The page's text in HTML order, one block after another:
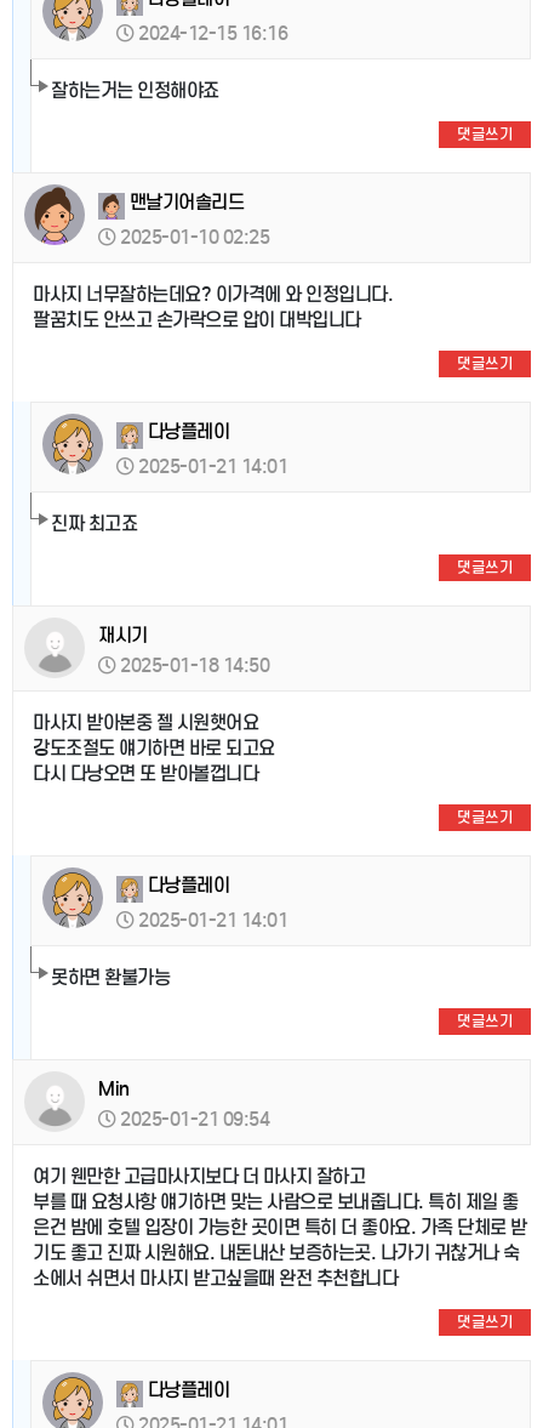
2024-12-15 16:16
잘하는거는 인정해야죠
댓글쓰기
맨날기어솔리드
2025-01-10 02:25
마사지 너무잘하는데요? 이가격에 와 인정입니다.
팔꿈치도 안쓰고 손가락으로 압이 대박입니다
댓글쓰기
다낭플레이
2025-01-21 14:01
진짜 최고죠
댓글쓰기
재시기
2025-01-18 14:50
마사지 받아본중 젤 시원햇어요
강도조절도 얘기하면 바로 되고요
다시 다낭오면 또 받아볼껍니다
댓글쓰기
다낭플레이
2025-01-21 14:01
못하면 환불가능
댓글쓰기
Min
2025-01-21 09:54
여기 웬만한 고급마사지보다 더 마사지 잘하고
부를 때 요청사항 얘기하면 맞는 사람으로 보내줍니다. 특히 제일 좋
은건 밤에 호텔 입장이 가능한 곳이면 특히 더 좋아요. 가족 단체로 받
기도 좋고 진짜 시원해요. 내돈내산 보증하는곳. 나가기 귀찮거나 숙
소에서 쉬면서 마사지 받고싶을때 완전 추천합니다
댓글쓰기
다낭플레이